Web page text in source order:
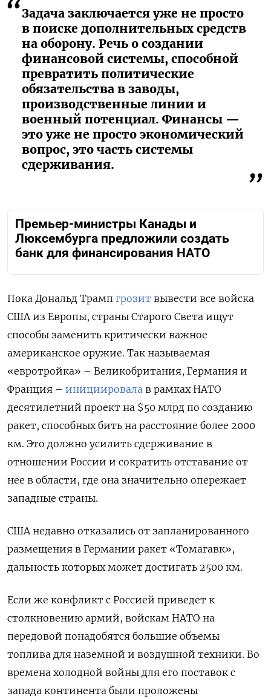
Задача заключается уже не просто
в поиске дополнительных средств
на оборону. Речь о создании
финансовой системы, способной
превратить политические
обязательства в заводы,
производственные линии и
военный потенциал. Финансы —
это уже не просто экономический
вопрос, это часть системы
сдерживания.
Премьер-министры Канады и
Люксембурга предложили создать
банк для финансирования НАТО
Пока Дональд Трамп грозит вывести все войска
США из Европы, страны Старого Света ищут
способы заменить критически важное
американское оружие. Так называемая
«евротройка» – Великобритания, Германия и
Франция – инициировала в рамках НАТО
десятилетний проект на $50 млрд по созданию
ракет, способных бить на расстояние более 2000
км. Это должно усилить сдерживание в
отношении России и сократить отставание от
нее в области, где она значительно опережает
западные страны.
США недавно отказались от запланированного
размещения в Германии ракет «Томагавк»,
дальность которых может достигать 2500 км.
Если же конфликт с Россией приведет к
столкновению армий, войскам НАТО на
передовой понадобятся большие объемы
топлива для наземной и воздушной техники. Во
времена холодной войны для его поставок с
запада континента были проложены